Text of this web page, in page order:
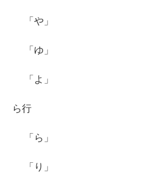
「や」
「ゆ」
「よ」
ら行
「ら」
「り」